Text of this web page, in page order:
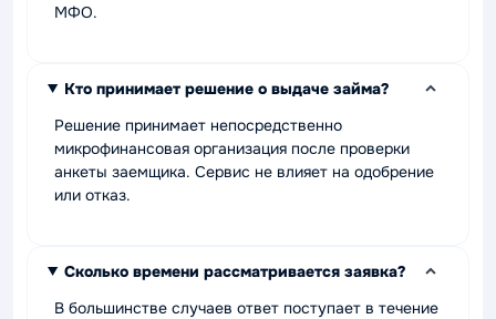
МФО.
Кто принимает решение о выдаче займа?
Решение принимает непосредственно
микрофинансовая организация после проверки
анкеты заемщика. Сервис не влияет на одобрение
или отказ.
Сколько времени рассматривается заявка?
В большинстве случаев ответ поступает в течение